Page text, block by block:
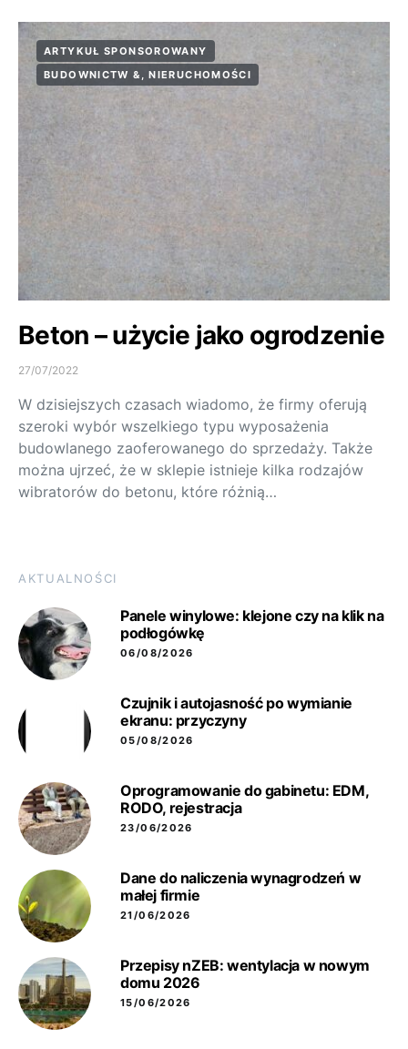
ARTYKUŁ SPONSOROWANY
BUDOWNICTW &, NIERUCHOMOŚCI
Beton – użycie jako ogrodzenie
27/07/2022
W dzisiejszych czasach wiadomo, że firmy oferują
szeroki wybór wszelkiego typu wyposażenia
budowlanego zaoferowanego do sprzedaży. Także
można ujrzeć, że w sklepie istnieje kilka rodzajów
wibratorów do betonu, które różnią…
AKTUALNOŚCI
Panele winylowe: klejone czy na klik na
podłogówkę
06/08/2026
Czujnik i autojasność po wymianie
ekranu: przyczyny
05/08/2026
Oprogramowanie do gabinetu: EDM,
RODO, rejestracja
23/06/2026
Dane do naliczenia wynagrodzeń w
małej firmie
21/06/2026
Przepisy nZEB: wentylacja w nowym
domu 2026
15/06/2026